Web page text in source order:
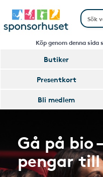
Köp genom denna
Butiker
Presentkort
Bli medlem
Gå på bio
pengar